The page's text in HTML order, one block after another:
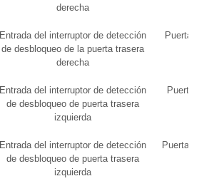
derecha
Entrada del interruptor de detección
de desbloqueo de la puerta trasera
derecha
Entrada del interruptor de detección
de desbloqueo de puerta trasera
izquierda
Puerta
Entrada del interruptor de detección
de desbloqueo de puerta trasera
izquierda
Puertas